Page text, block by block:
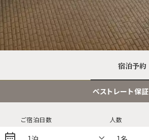
宿泊予約
ベストレート保証
ご宿泊日数 人数